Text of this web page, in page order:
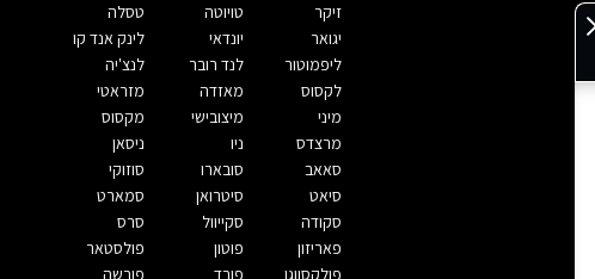
זיקר
טויוטה
טסלה
יגואר
יונדאי
לינק אנד קו
ליפמוטור
לנד רובר
לנצ'יה
לקסוס
מאזדה
מזראטי
מיני
מיצובישי
מקסוס
מרצדס
ניו
ניסאן
סאאב
סובארו
סוזוקי
סיאט
סיטרואן
סמארט
סקודה
סקייוול
סרס
פאריזון
פוטון
פולסטאר